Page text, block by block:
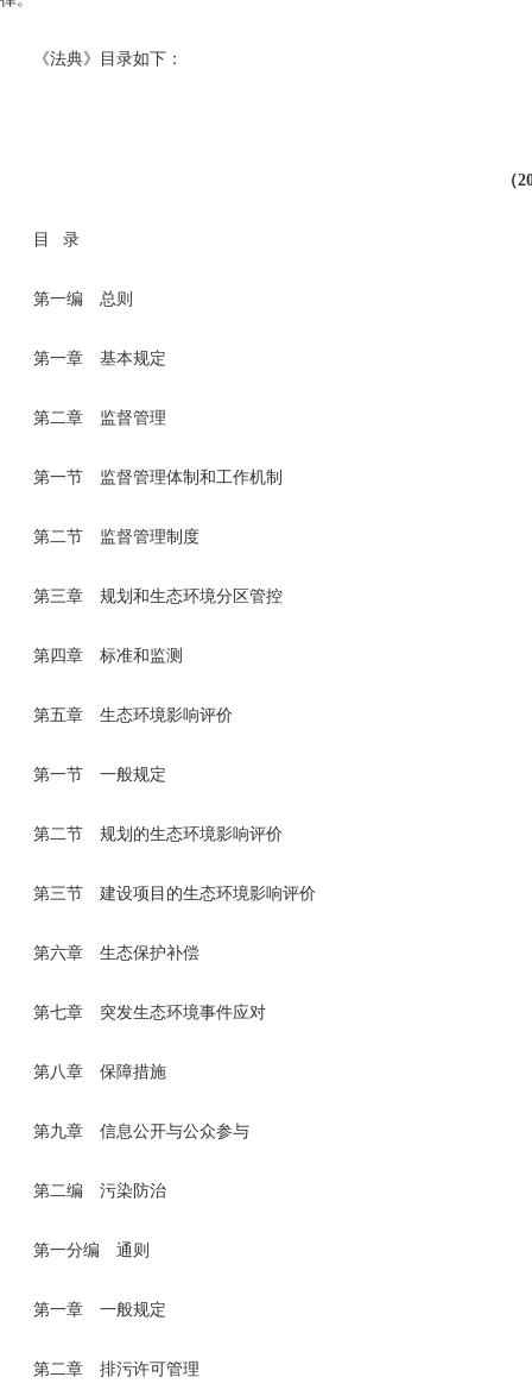
《法典》目录如下：
（
目 录
第一编 总则
第一章 基本规定
第二章 监督管理
第一节 监督管理体制和工作机制
第二节 监督管理制度
第三章 规划和生态环境分区管控
第四章 标准和监测
第五章 生态环境影响评价
第一节 一般规定
第二节 规划的生态环境影响评价
第三节 建设项目的生态环境影响评价
第六章 生态保护补偿
第七章 突发生态环境事件应对
第八章 保障措施
第九章 信息公开与公众参与
第二编 污染防治
第一分编 通则
第一章 一般规定
第二章 排污许可管理